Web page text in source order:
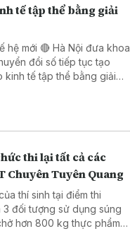
tế tập thể bằng giải
hệ mới 🔴 Hà Nội đưa khoa
đổi số tiếp tục tạo
thi lại tất cả các
Tuyên Quang
thí sinh tại điểm thi